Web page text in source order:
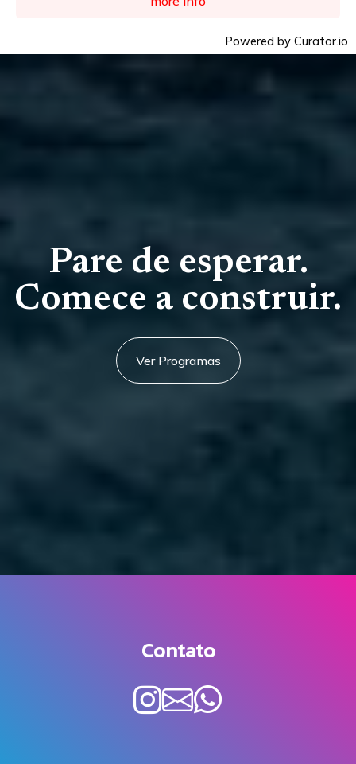
Powered by Curator.io
Pare de esperar.
Comece a construir.
Ver Programas
Contato